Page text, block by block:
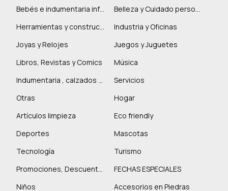
Bebés e indumentaria infantil
Belleza y Cuidado personal
Herramientas y construcción
Industria y Oficinas
Joyas y Relojes
Juegos y Juguetes
Libros, Revistas y Comics
Música
Indumentaria , calzados y marroquinería
Servicios
Otras
Hogar
Artículos limpieza
Eco friendly
Deportes
Mascotas
Tecnología
Turismo
Promociones, Descuentos y más
FECHAS ESPECIALES
Niños
Accesorios en Piedras